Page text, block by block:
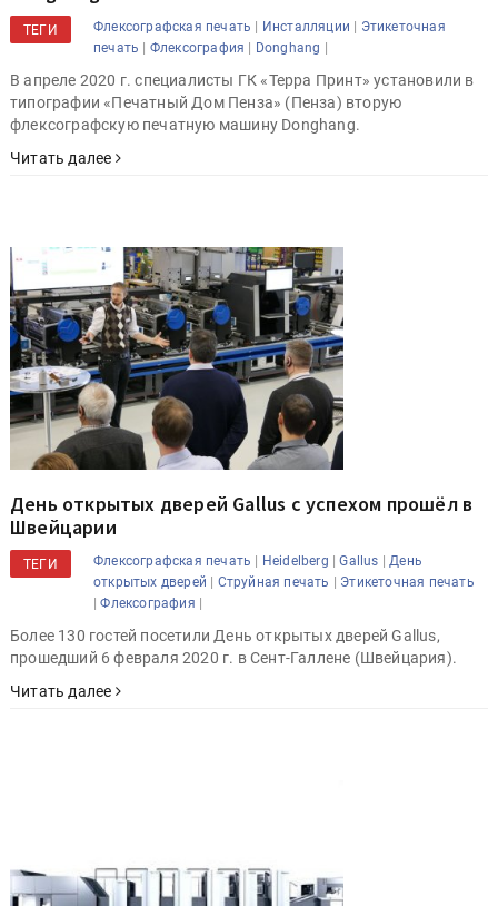
ТЕГИ Флексографская печать | Инсталляции | Этикеточная
печать | Флексография | Donghang |
В апреле 2020 г. специалисты ГК «Терра Принт» установили в
типографии «Печатный Дом Пенза» (Пенза) вторую
флексографскую печатную машину Donghang.
Читать далее
День открытых дверей Gallus с успехом прошёл в
Швейцарии
ТЕГИ Флексографская печать | Heidelberg |Gallus | День
открытых дверей | Струйная печать | Этикеточная печать
|Флексография |
Более 130 гостей посетили День открытых дверей Gallus,
прошедший 6 февраля 2020 г. в Сент-Галлене (Швейцария).
Читать далее